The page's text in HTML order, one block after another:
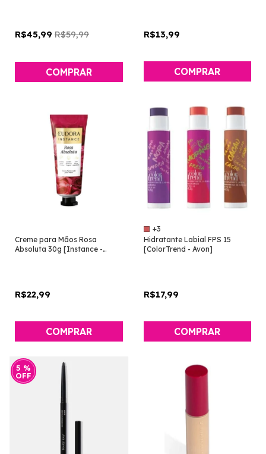
R$45,99 R$59,99
COMPRAR
R$13,99
Creme para Mãos Rosa
Absoluta 30g [Instance -
R$22,99
+3
Hidratante Labial FPS 15
[ColorTrend - Avon]
R$17,99
COMPRAR
5 %
OFF